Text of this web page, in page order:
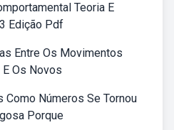
Teoria E
Edição Pdf
Entre Os Movimentos
Os Novos
Como Números Se Tornou
Porque